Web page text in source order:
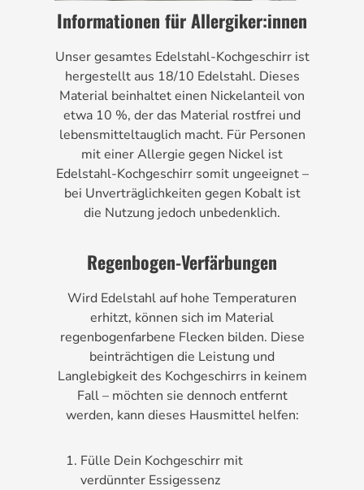
Informationen für Allergiker:innen
Unser gesamtes Edelstahl-Kochgeschirr ist
hergestellt aus 18/10 Edelstahl. Dieses
Material beinhaltet einen Nickelanteil von
etwa 10 %, der das Material rostfrei und
lebensmitteltauglich macht. Für Personen
mit einer Allergie gegen Nickel ist
Edelstahl-Kochgeschirr somit ungeeignet –
bei Unverträglichkeiten gegen Kobalt ist
die Nutzung jedoch unbedenklich.
Regenbogen-Verfärbungen
Wird Edelstahl auf hohe Temperaturen
erhitzt, können sich im Material
regenbogenfarbene Flecken bilden. Diese
beinträchtigen die Leistung und
Langlebigkeit des Kochgeschirrs in keinem
Fall – möchten sie dennoch entfernt
werden, kann dieses Hausmittel helfen:
Fülle Dein Kochgeschirr mit
verdünnter Essigessenz